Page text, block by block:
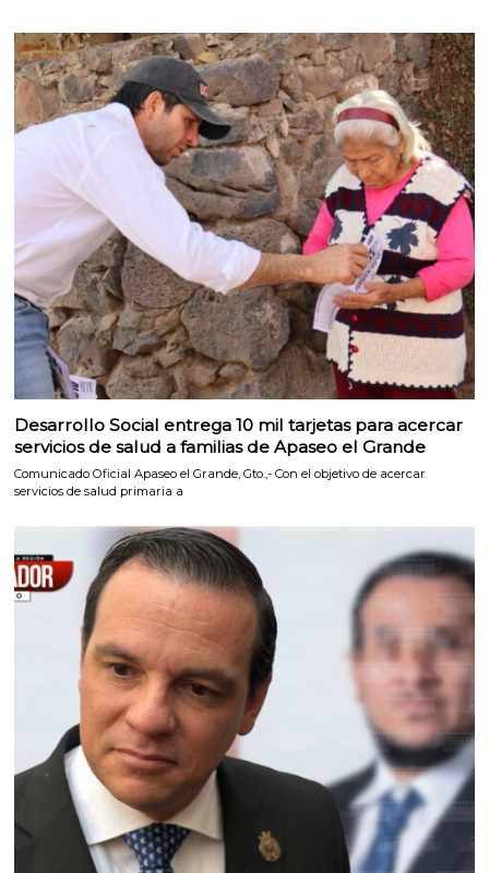
Desarrollo Social entrega 10 mil tarjetas para acercar
servicios de salud a familias de Apaseo el Grande
Comunicado Oficial Apaseo el Grande, Gto.,- Con el objetivo de acercar
servicios de salud primaria a